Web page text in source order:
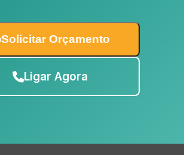
Solicitar Orçamento
Ligar Agora